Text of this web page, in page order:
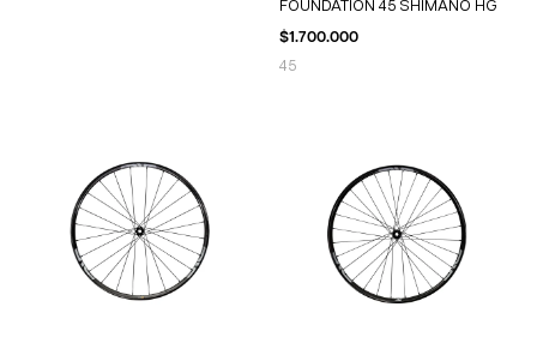
FOUNDATION 45 SHIMANO HG
$1.700.000
45